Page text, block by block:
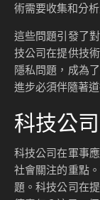
術需要收集和分
這些問題引發了
技公司在提供技
隱私問題，成為
進步必須伴隨著
科技公
科技公司在軍事
社會關注的重點
題。科技公司在